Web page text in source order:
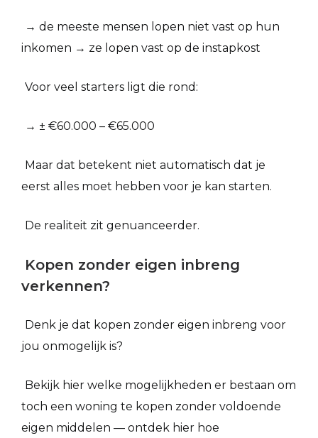
→ de meeste mensen lopen niet vast op hun
inkomen → ze lopen vast op de instapkost
Voor veel starters ligt die rond:
→ ± €60.000 – €65.000
Maar dat betekent niet automatisch dat je
eerst alles moet hebben voor je kan starten.
De realiteit zit genuanceerder.
Kopen zonder eigen inbreng
verkennen?
Denk je dat kopen zonder eigen inbreng voor
jou onmogelijk is?
Bekijk hier welke mogelijkheden er bestaan om
toch een woning te kopen zonder voldoende
eigen middelen — ontdek hier hoe